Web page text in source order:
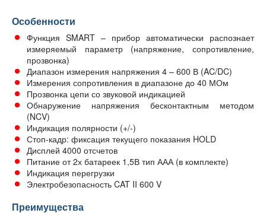
Особенности
Функция SMART – прибор автоматически распознает
измеряемый параметр (напряжение, сопротивление,
прозвонка)
Диапазон измерения напряжения 4 – 600 В (AC/DC)
Измерения сопротивления в диапазоне до 40 МОм
Прозвонка цепи со звуковой индикацией
Обнаружение напряжения бесконтактным методом
(NCV)
Индикация полярности (+/-)
Стоп-кадр: фиксация текущего показания HOLD
Дисплей 4000 отсчетов
Питание от 2х батареек 1,5В тип ААА (в комплекте)
Индикация перегрузки
Электробезопасность CAT II 600 V
Преимущества